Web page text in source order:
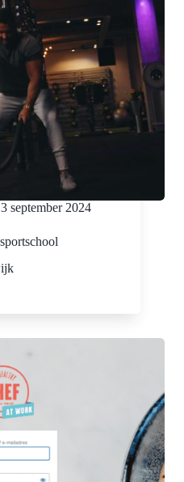
3 september 2024